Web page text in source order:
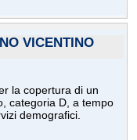
VICENTINO
la copertura di un
categoria D, a tempo
demografici.